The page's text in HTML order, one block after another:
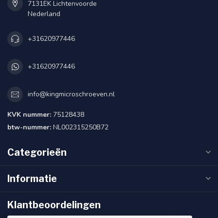
7131EK Lichtenvoorde
Nederland
+31620977446
+31620977446
info@kingmicroschroeven.nl
KVK nummer: 75128438
btw-nummer: NL002315250B72
Categorieën
Informatie
Klantbeoordelingen